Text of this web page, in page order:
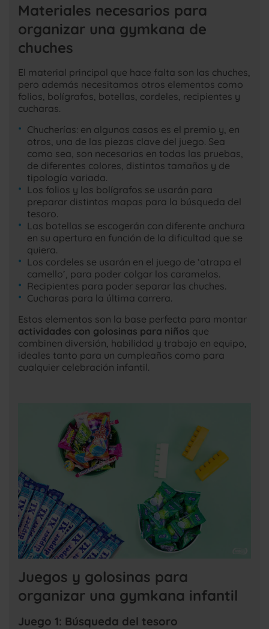
Materiales necesarios para
organizar una gymkana de
chuches
El material principal que hace falta son las chuches,
pero además necesitamos otros elementos como
folios, bolígrafos, botellas, cordeles, recipientes y
cucharas.
Chucherías: en algunos casos es el premio y, en
otros, una de las piezas clave del juego. Sea
como sea, son necesarias en todas las pruebas,
de diferentes colores, distintos tamaños y de
tipología variada.
Los folios y los bolígrafos se usarán para
preparar distintos mapas para la búsqueda del
tesoro.
Las botellas se escogerán con diferente anchura
en su apertura en función de la dificultad que se
quiera.
Los cordeles se usarán en el juego de ‘atrapa el
camello’, para poder colgar los caramelos.
Recipientes para poder separar las chuches.
Cucharas para la última carrera.
Estos elementos son la base perfecta para montar
actividades con golosinas para niños que
combinen diversión, habilidad y trabajo en equipo,
ideales tanto para un cumpleaños como para
cualquier celebración infantil.
Juegos y golosinas para
organizar una gymkana infantil
Juego 1: Búsqueda del tesoro